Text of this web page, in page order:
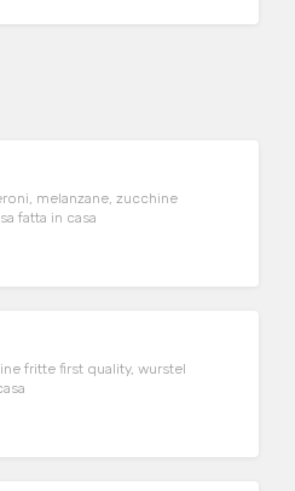
melanzane, zucchine
fatta in casa
fritte first quality, wurstel